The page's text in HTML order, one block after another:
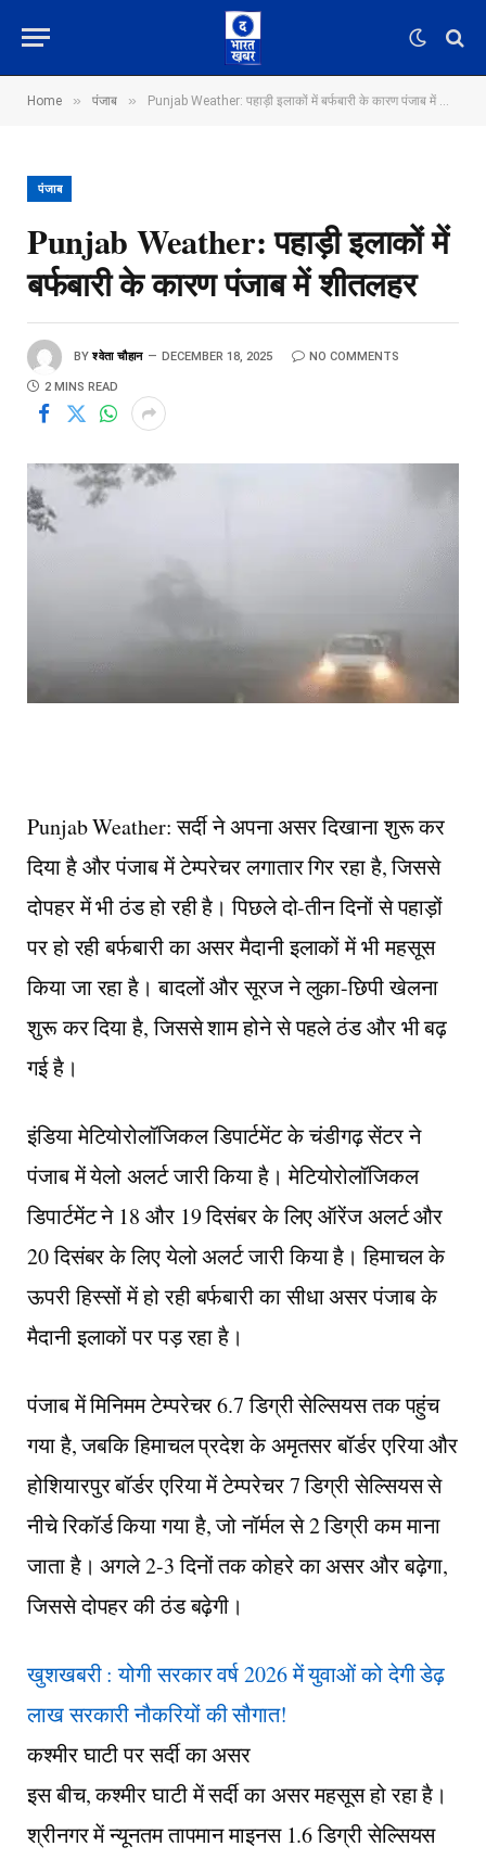
Home » पंजाब » Punjab Weather: पहाड़ी इलाकों में बर्फबारी के कारण पंजाब में शीतलहर
पंजाब
Punjab Weather: पहाड़ी इलाकों में
बर्फबारी के कारण पंजाब में शीतलहर
BY श्वेता चौहान DECEMBER 18, 2025 NO COMMENTS
2 MINS READ
Punjab Weather: सर्दी ने अपना असर दिखाना शुरू कर
दिया है और पंजाब में टेम्परेचर लगातार गिर रहा है, जिससे
दोपहर में भी ठंड हो रही है। पिछले दो-तीन दिनों से पहाड़ों
पर हो रही बर्फबारी का असर मैदानी इलाकों में भी महसूस
किया जा रहा है। बादलों और सूरज ने लुका-छिपी खेलना
शुरू कर दिया है, जिससे शाम होने से पहले ठंड और भी बढ़
गई है।
इंडिया मेटियोरोलॉजिकल डिपार्टमेंट के चंडीगढ़ सेंटर ने
पंजाब में येलो अलर्ट जारी किया है। मेटियोरोलॉजिकल
डिपार्टमेंट ने 18 और 19 दिसंबर के लिए ऑरेंज अलर्ट और
20 दिसंबर के लिए येलो अलर्ट जारी किया है। हिमाचल के
ऊपरी हिस्सों में हो रही बर्फबारी का सीधा असर पंजाब के
मैदानी इलाकों पर पड़ रहा है।
पंजाब में मिनिमम टेम्परेचर 6.7 डिग्री सेल्सियस तक पहुंच
गया है, जबकि हिमाचल प्रदेश के अमृतसर बॉर्डर एरिया और
होशियारपुर बॉर्डर एरिया में टेम्परेचर 7 डिग्री सेल्सियस से
नीचे रिकॉर्ड किया गया है, जो नॉर्मल से 2 डिग्री कम माना
जाता है। अगले 2-3 दिनों तक कोहरे का असर और बढ़ेगा,
जिससे दोपहर की ठंड बढ़ेगी।
खुशखबरी : योगी सरकार वर्ष 2026 में युवाओं को देगी डेढ़
लाख सरकारी नौकरियों की सौगात!
कश्मीर घाटी पर सर्दी का असर
इस बीच, कश्मीर घाटी में सर्दी का असर महसूस हो रहा है।
श्रीनगर में न्यूनतम तापमान माइनस 1.6 डिग्री सेल्सियस